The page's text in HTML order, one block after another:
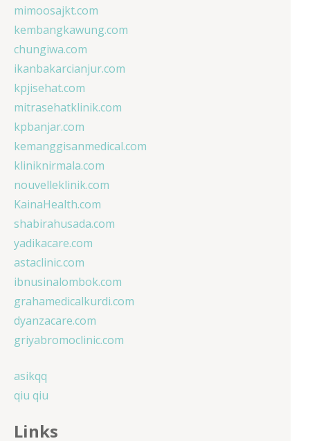
mimoosajkt.com
kembangkawung.com
chungiwa.com
ikanbakarcianjur.com
kpjisehat.com
mitrasehatklinik.com
kpbanjar.com
kemanggisanmedical.com
kliniknirmala.com
nouvelleklinik.com
KainaHealth.com
shabirahusada.com
yadikacare.com
astaclinic.com
ibnusinalombok.com
grahamedicalkurdi.com
dyanzacare.com
griyabromoclinic.com
asikqq
qiu qiu
Links